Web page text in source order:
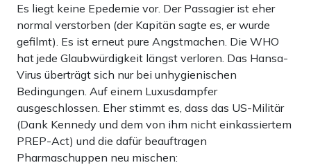
Es liegt keine Epedemie vor. Der Passagier ist eher
normal verstorben (der Kapitän sagte es, er wurde
gefilmt). Es ist erneut pure Angstmachen. Die WHO
hat jede Glaubwürdigkeit längst verloren. Das Hansa-
Virus überträgt sich nur bei unhygienischen
Bedingungen. Auf einem Luxusdampfer
ausgeschlossen. Eher stimmt es, dass das US-Militär
(Dank Kennedy und dem von ihm nicht einkassiertem
PREP-Act) und die dafür beauftragen
Pharmaschuppen neu mischen: